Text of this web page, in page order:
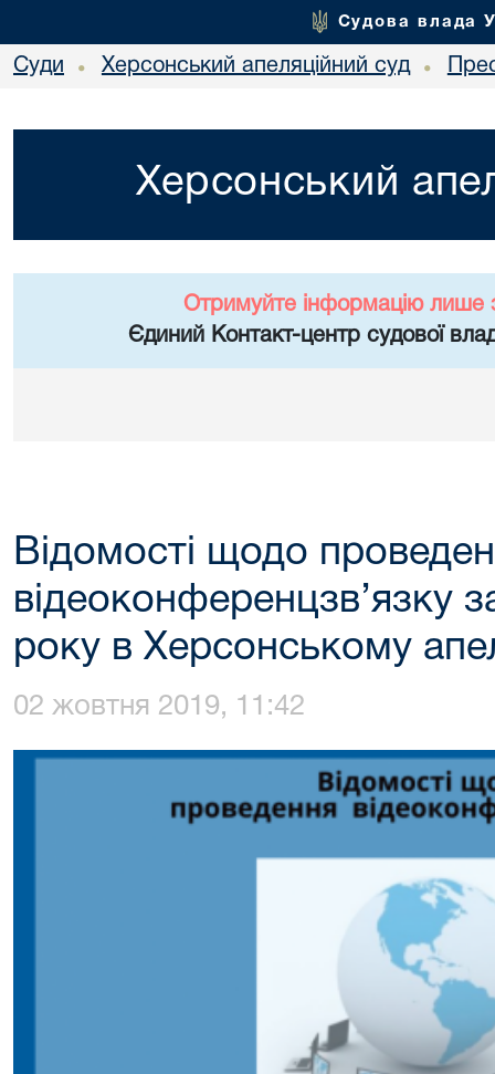
Судова влада
Суди • Херсонський апеляційний суд •
Херсонський
Отримуйте інформацію лише
Єдиний Контакт-центр судової
Відомості щодо
відеоконференцзв’язку
року в Херсонському
02 жовтня 2019, 11:42